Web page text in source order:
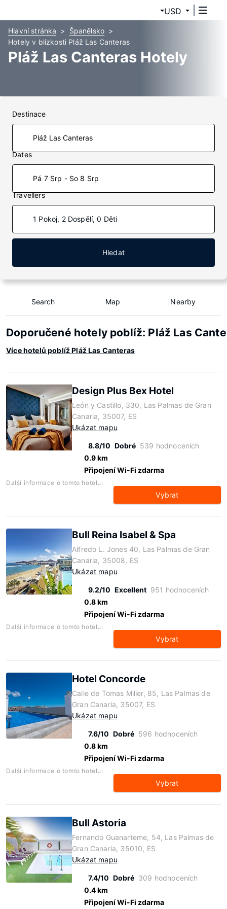
USD
Hlavní stránka
Španělsko
Hotely v blízkosti Pláž Las Canteras
Pláž Las Canteras Hotely
Destinace
Dates
Pá 7 Srp - So 8 Srp
Travellers
1 Pokoj, 2 Dospělí, 0 Děti
Hledat
Search Map Nearby
Doporučené hotely poblíž: Pláž Las
Více hotelů poblíž Pláž Las Canteras
Design Plus Bex Hotel
León y Castillo, 330, Las Palmas de Gran
Canaria, 35007, ES
Ukázat mapu
8.8/10 Dobré 539 hodnoceních
0.9 km
Připojení Wi-Fi zdarma
Další informace o tomto hotelu:
Vybrat
Bull Reina Isabel & Spa
Alfredo L. Jones 40, Las Palmas de Gran
Canaria, 35008, ES
Ukázat mapu
9.2/10 Excellent 951 hodnoceních
0.8 km
Připojení Wi-Fi zdarma
Další informace o tomto hotelu:
Vybrat
Hotel Concorde
Calle de Tomas Miller, 85, Las Palmas de
Gran Canaria, 35007, ES
Ukázat mapu
7.6/10 Dobré 596 hodnoceních
0.8 km
Připojení Wi-Fi zdarma
Další informace o tomto hotelu:
Vybrat
Bull Astoria
Fernando Guanarteme, 54, Las Palmas de
Gran Canaria, 35010, ES
Ukázat mapu
7.4/10 Dobré 309 hodnoceních
0.4 km
Připojení Wi-Fi zdarma